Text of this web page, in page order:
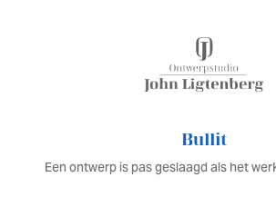
Bullit
Een ontwerp is pas geslaagd als het